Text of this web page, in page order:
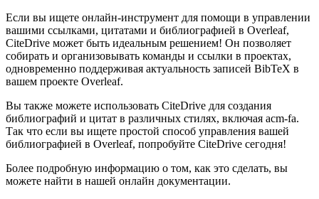
Если вы ищете онлайн-инструмент для помощи в управлении
вашими ссылками, цитатами и библиографией в Overleaf,
CiteDrive может быть идеальным решением! Он позволяет
собирать и организовывать команды и ссылки в проектах,
одновременно поддерживая актуальность записей BibTeX в
вашем проекте Overleaf.
Вы также можете использовать CiteDrive для создания
библиографий и цитат в различных стилях, включая acm-fa.
Так что если вы ищете простой способ управления вашей
библиографией в Overleaf, попробуйте CiteDrive сегодня!
Более подробную информацию о том, как это сделать, вы
можете найти в нашей онлайн документации.